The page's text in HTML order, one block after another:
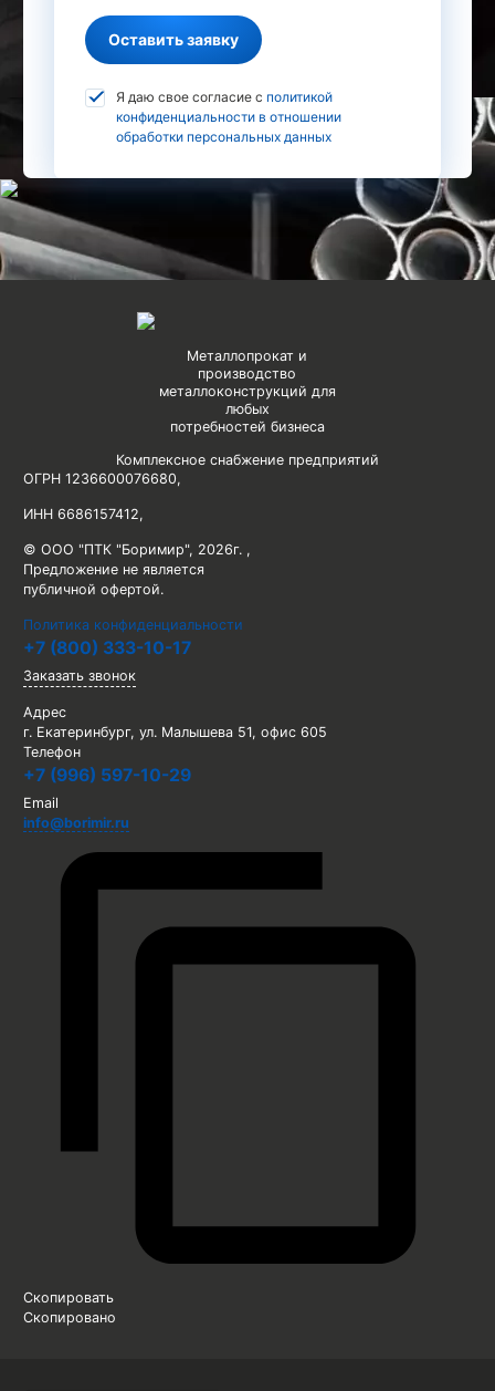
Оставить заявку
Я даю свое согласие с политикой
конфиденциальности в отношении
обработки персональных данных
Металлопрокат и
производство
металлоконструкций для
любых
потребностей бизнеса
Комплексное снабжение предприятий
ОГРН 1236600076680,
ИНН 6686157412,
© ООО "ПТК "Боримир", 2026г. ,
Предложение не является
публичной офертой.
Политика конфиденциальности
+7 (800) 333-10-17
Заказать звонок
Адрес
г. Екатеринбург, ул. Малышева 51, офис 605
Телефон
+7 (996) 597-10-29
Email
info@borimir.ru
Скопировать
Скопировано